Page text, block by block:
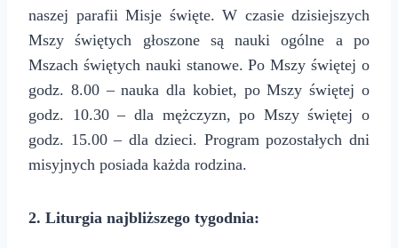
naszej parafii Misje święte. W czasie dzisiejszych
Mszy świętych głoszone są nauki ogólne a po
Mszach świętych nauki stanowe. Po Mszy świętej o
godz. 8.00 – nauka dla kobiet, po Mszy świętej o
godz. 10.30 – dla mężczyzn, po Mszy świętej o
godz. 15.00 – dla dzieci. Program pozostałych dni
misyjnych posiada każda rodzina.
2. Liturgia najbliższego tygodnia: